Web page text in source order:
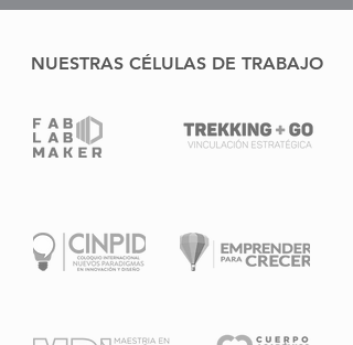
NUESTRAS CÉLULAS DE TRABAJO